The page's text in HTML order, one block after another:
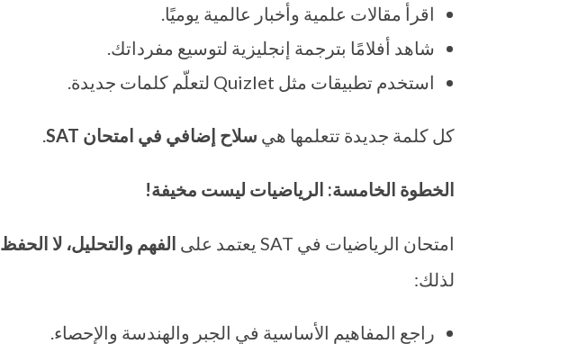
اقرأ مقالات علمية وأخبار عالمية يوميًا.
شاهد أفلامًا بترجمة إنجليزية لتوسيع مفرداتك.
استخدم تطبيقات مثل Quizlet لتعلّم كلمات جديدة.
كل كلمة جديدة تتعلمها هي سلاح إضافي في امتحان .
الخطوة الخامسة: الرياضيات ليست مخيفة!
امتحان الرياضيات في SAT يعتمد على الفهم والتحليل، لا الحفظ
لذلك:
راجع المفاهيم الأساسية في الجبر والهندسة والإحصاء.